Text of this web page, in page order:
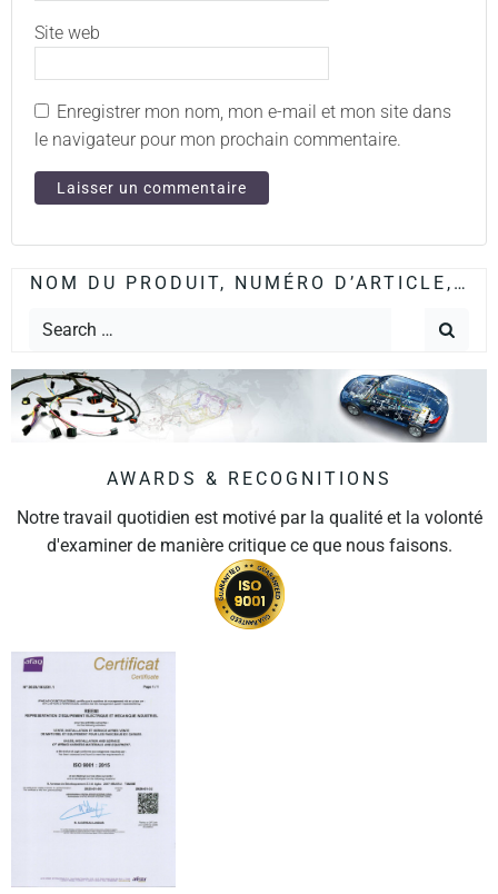
Site web
Enregistrer mon nom, mon e-mail et mon site dans
le navigateur pour mon prochain commentaire.
NOM DU PRODUIT, NUMÉRO D’ARTICLE,…
AWARDS & RECOGNITIONS
Notre travail quotidien est motivé par la qualité et la volonté
d'examiner de manière critique ce que nous faisons.